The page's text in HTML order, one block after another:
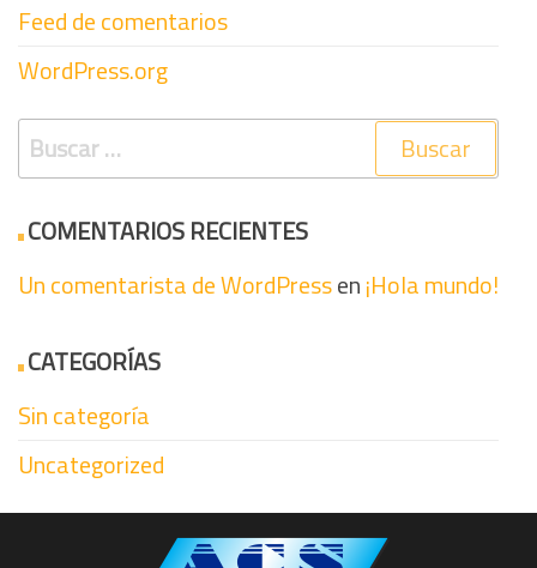
Feed de comentarios
WordPress.org
Buscar:
COMENTARIOS RECIENTES
Un comentarista de WordPressen¡Hola mundo!
CATEGORÍAS
Sin categoría
Uncategorized